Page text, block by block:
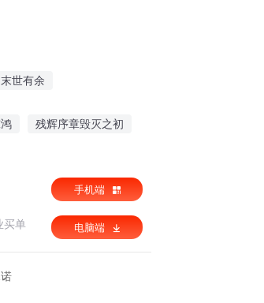
末世有余
残辉序章毁灭之初
买单
手机端
电脑端